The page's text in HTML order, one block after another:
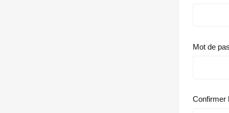
Mot de
Confirmer